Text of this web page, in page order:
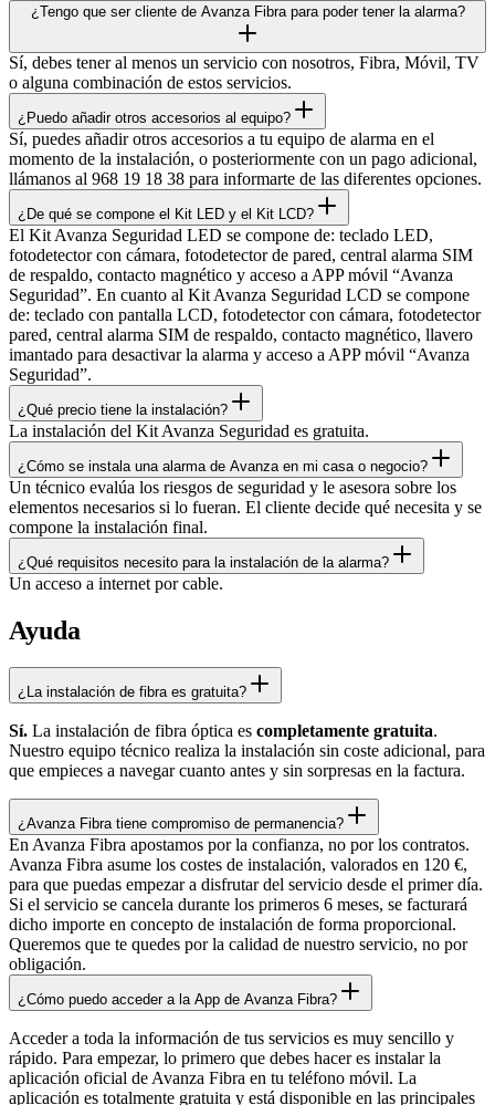
¿Tengo que ser cliente de Avanza Fibra para poder tener la alarma?
Sí, debes tener al menos un servicio con nosotros, Fibra, Móvil, TV
o alguna combinación de estos servicios.
¿Puedo añadir otros accesorios al equipo?
Sí, puedes añadir otros accesorios a tu equipo de alarma en el
momento de la instalación, o posteriormente con un pago adicional,
llámanos al 968 19 18 38 para informarte de las diferentes opciones.
¿De qué se compone el Kit LED y el Kit LCD?
El Kit Avanza Seguridad LED se compone de: teclado LED,
fotodetector con cámara, fotodetector de pared, central alarma SIM
de respaldo, contacto magnético y acceso a APP móvil “Avanza
Seguridad”. En cuanto al Kit Avanza Seguridad LCD se compone
de: teclado con pantalla LCD, fotodetector con cámara, fotodetector
pared, central alarma SIM de respaldo, contacto magnético, llavero
imantado para desactivar la alarma y acceso a APP móvil “Avanza
Seguridad”.
¿Qué precio tiene la instalación?
La instalación del Kit Avanza Seguridad es gratuita.
¿Cómo se instala una alarma de Avanza en mi casa o negocio?
Un técnico evalúa los riesgos de seguridad y le asesora sobre los
elementos necesarios si lo fueran. El cliente decide qué necesita y se
compone la instalación final.
¿Qué requisitos necesito para la instalación de la alarma?
Un acceso a internet por cable.
Ayuda
¿La instalación de fibra es gratuita?
Sí. La instalación de fibra óptica es completamente gratuita.
Nuestro equipo técnico realiza la instalación sin coste adicional, para
que empieces a navegar cuanto antes y sin sorpresas en la factura.
¿Avanza Fibra tiene compromiso de permanencia?
En Avanza Fibra apostamos por la confianza, no por los contratos.
Avanza Fibra asume los costes de instalación, valorados en 120 €,
para que puedas empezar a disfrutar del servicio desde el primer día.
Si el servicio se cancela durante los primeros 6 meses, se facturará
dicho importe en concepto de instalación de forma proporcional.
Queremos que te quedes por la calidad de nuestro servicio, no por
obligación.
¿Cómo puedo acceder a la App de Avanza Fibra?
Acceder a toda la información de tus servicios es muy sencillo y
rápido. Para empezar, lo primero que debes hacer es instalar la
aplicación oficial de Avanza Fibra en tu teléfono móvil. La
aplicación es totalmente gratuita y está disponible en las principales